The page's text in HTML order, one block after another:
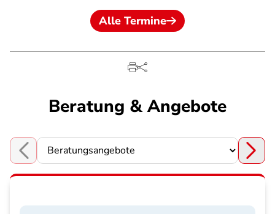
Alle Termine
Beratung & Angebote
Choose a section